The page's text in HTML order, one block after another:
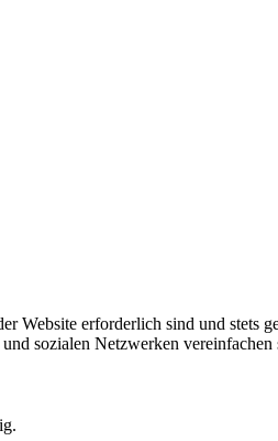
Website erforderlich sind und
sozialen Netzwerken